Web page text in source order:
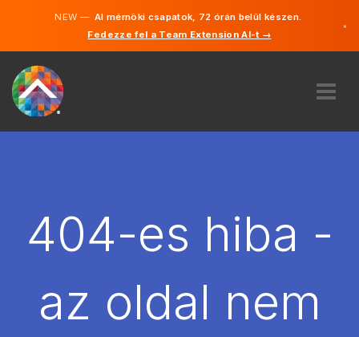
NEW —AI mérnöki csapatok, 72 órán belül készen.
Fedezze fel a Team Extension AI-t →
×
BÉREL
404-es hiba -
az oldal nem